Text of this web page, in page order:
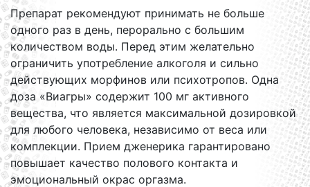
Препарат рекомендуют принимать не больше
одного раз в день, перорально с большим
количеством воды. Перед этим желательно
ограничить употребление алкоголя и сильно
действующих морфинов или психотропов. Одна
доза «Виагры» содержит 100 мг активного
вещества, что является максимальной дозировкой
для любого человека, независимо от веса или
комплекции. Прием дженерика гарантировано
повышает качество полового контакта и
эмоциональный окрас оргазма.